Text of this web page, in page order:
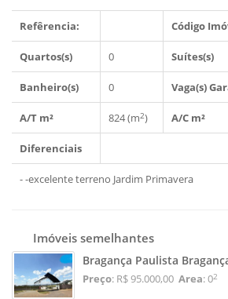
Refêrencia: Código
Quartos(s) 0 Suítes(s)
Banheiro(s) 0 Vaga(s)
A/T m² 824 (m2) A/C m²
Diferenciais
- -excelente terreno Jardim Primavera
Imóveis semelhantes
Bragança Paulista
Preço: R$ 95.000,00 Area: 02